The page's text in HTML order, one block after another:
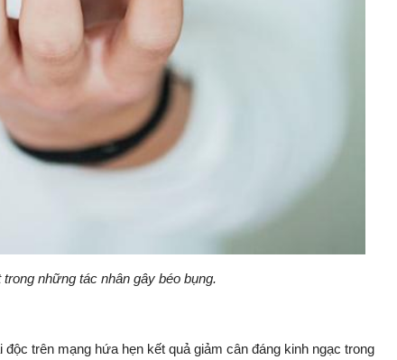
những tác nhân gây béo bụng.
trên mạng hứa hẹn kết quả giảm cân đáng kinh ngạc trong